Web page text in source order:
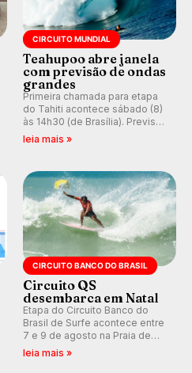
CIRCUITO MUNDIAL
Teahupoo abre janela
com previsão de ondas
grandes
Primeira chamada para etapa
do Tahiti acontece sábado (8)
às 14h30 (de Brasília). Previsão
indica swell consistente.
Kelly Slater convidado.
leia mais »
CIRCUITO BANCO DO BRASIL
Circuito QS
desembarca em Natal
Etapa do Circuito Banco do
Brasil de Surfe acontece entre
7 e 9 de agosto na Praia de
Miami (RN), em disputas
leia mais »